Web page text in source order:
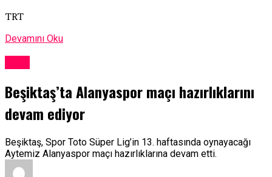
TRT
Devamını Oku
Beşiktaş’ta Alanyaspor maçı hazırlıklarını
devam ediyor
Beşiktaş, Spor Toto Süper Lig’in 13. haftasında oynayacağı
Aytemiz Alanyaspor maçı hazırlıklarına devam etti.